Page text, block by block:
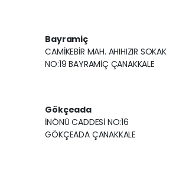
Bayramiç
CAMİKEBİR MAH. AHIHIZIR SOKAK
NO:19 BAYRAMİÇ ÇANAKKALE
Gökçeada
İNÖNÜ CADDESİ NO:16
GÖKÇEADA ÇANAKKALE